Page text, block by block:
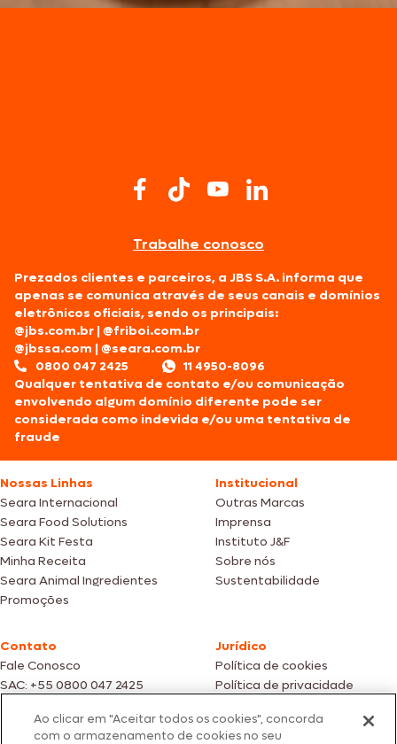
Trabalhe conosco
Prezados clientes e parceiros, a JBS S.A. informa que
apenas se comunica através de seus canais e domínios
eletrônicos oficiais, sendo os principais:
@jbs.com.br |@friboi.com.br
@jbssa.com |@seara.com.br
0800 047 2425
11 4950-8096
Qualquer tentativa de contato e/ou comunicação
envolvendo algum domínio diferente pode ser
considerada como indevida e/ou uma tentativa de
fraude
Nossas Linhas
Seara Internacional
Seara Food Solutions
Seara Kit Festa
Minha Receita
Seara Animal Ingredientes
Promoções
Institucional
Outras Marcas
Imprensa
Instituto J&F
Sobre nós
Sustentabilidade
Contato
Fale Conosco
SAC: +55 0800 047 2425
Jurídico
Política de cookies
Política de privacidade
Fotos meramente ilustrativas | Ofertas válidas enquanto durarem os
Ao clicar em "Aceitar todos os cookies", concorda
com o armazenamento de cookies no seu